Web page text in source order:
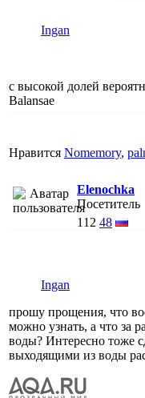
Ingan
с высокой долей
Balansae
Нравится Nomemory,
Elenochka
Посетитель
112 48
Ingan
прошу прощения, что
можно узнать, а что за
воды? Интересно тоже
выходящими из воды